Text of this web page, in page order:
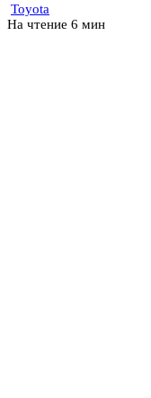
Toyota
На чтение 6 мин